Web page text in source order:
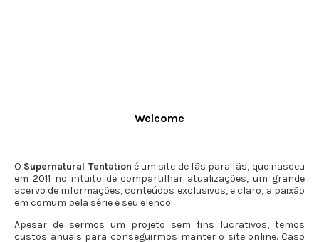
Welcome
O Supernatural Tentation é um site de fãs para fãs, que nasceu
em 2011 no intuito de compartilhar atualizações, um grande
acervo de informações, conteúdos exclusivos, e claro, a paixão
em comum pela série e seu elenco.
Apesar de sermos um projeto sem fins lucrativos, temos
custos anuais para conseguirmos manter o site online. Caso